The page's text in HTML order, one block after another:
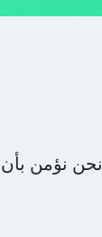
نحن نؤمن بأن